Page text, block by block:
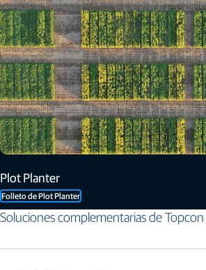
Plot Planter
Folleto de Plot Planter
Soluciones complementarias de Topcon